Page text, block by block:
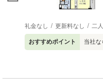
礼金なし 更新料なし 二
おすすめポイント 当社